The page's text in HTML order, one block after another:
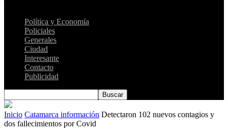
Política y Economía
Policiales
Generales
Ciudad
Interesante
Contacto
Publicidad
Inicio Catamarca información Detectaron 102 nuevos contagios y
dos fallecimientos por Covid